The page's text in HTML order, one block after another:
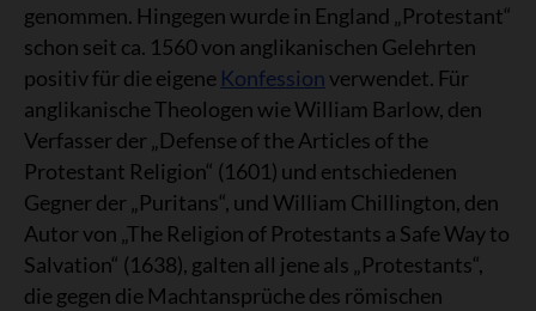
genommen. Hingegen wurde in England „Protestant“
schon seit ca. 1560 von anglikanischen Gelehrten
positiv für die eigene Konfessionverwendet. Für
anglikanische Theologen wie William Barlow, den
Verfasser der „Defense of the Articles of the
Protestant Religion“ (1601) und entschiedenen
Gegner der „Puritans“, und William Chillington, den
Autor von „The Religion of Protestants a Safe Way to
Salvation“ (1638), galten all jene als „Protestants“,
die gegen die Machtansprüche des römischen